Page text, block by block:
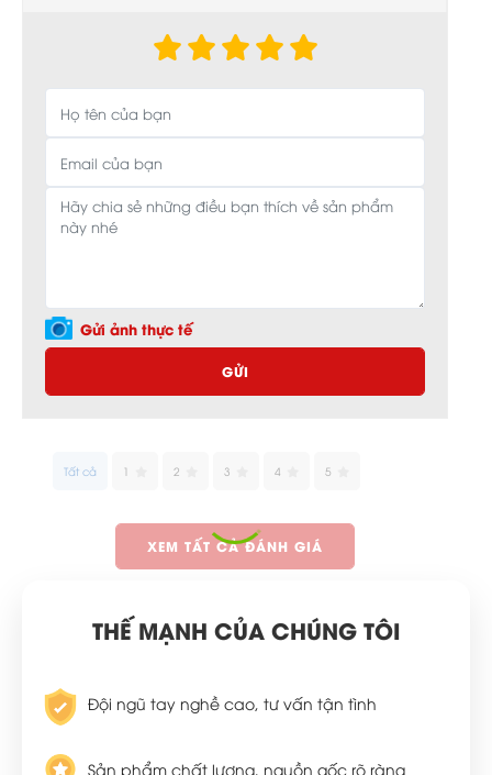
Gửi ảnh thực tế
GỬI
Tất cả 1 2 3 4 5
XEM TẤT CẢ ĐÁNH GIÁ
THẾ MẠNH CỦA CHÚNG TÔI
Đội ngũ tay nghề cao, tư vấn tận tình
Sản phẩm chất lượng, nguồn gốc rõ ràng